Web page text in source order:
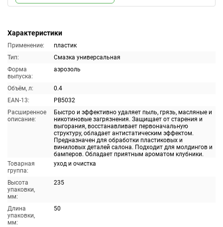
Характеристики
Применение:
пластик
Тип:
Смазка универсальная
Форма
выпуска:
аэрозоль
Объём, л:
0.4
EAN-13:
PB5032
Расширенное
описание:
Быстро и эффективно удаляет пыль, грязь, масляные и
никотиновые загрязнения. Защищает от старения и
выгорания, восстанавливает первоначальную
структуру, обладает антистатическим эффектом.
Предназначен для обработки пластиковых и
виниловых деталей салона. Подходит для молдингов и
бамперов. Обладает приятным ароматом клубники.
Товарная
группа:
уход и очистка
Высота
упаковки,
мм:
235
Длина
упаковки,
мм:
50